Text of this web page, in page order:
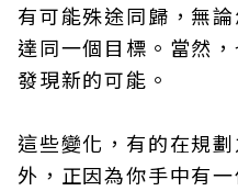
有可能殊途同歸，無
達同一個目標。當然
發現新的可能。
這些變化，有的在規
外，正因為你手中有